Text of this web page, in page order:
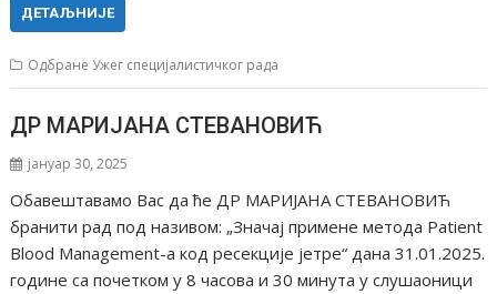
ДЕТАЉНИЈЕ
Одбране Ужег специјалистичког рада
ДР МАРИЈАНА СТЕВАНОВИЋ
јануар 30, 2025
Обавештавамо Вас да ће ДР МАРИЈАНА СТЕВАНОВИЋ
бранити рад под називом: „Значај примене метода Patient
Blood Management-a код ресекције јетре“ дана 31.01.2025.
године са почетком у 8 часова и 30 минута у слушаоници